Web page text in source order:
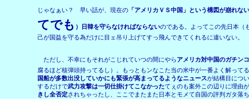
じゃなぁい？ 早い話が、現在の 「アメリカＶＳ中国」という構図が崩れ
てでも ）日韓を守らなければならないのである。よってこの先日本（
己が国益を守る為だけに目ェ吊り上げてすっ飛んできてくれるに違いない。
ただし、不幸にもそれがこじれていつの間にやら アメリカ対中国のガチン
腐るほど核弾頭持ってるし）。もっともンなこた当の米中が一番よく解っ
国船が多数出没していかにも緊張が高まってるようなニュースが結構目につ
するだけで武力攻撃は一切仕掛けてこなかったてぇのも案外この辺りに理由
きし全否定されちゃったし、ここでまたまた日本とモメて自国の評判ガタ